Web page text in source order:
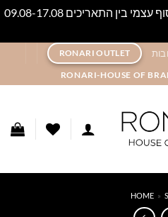
לקוחות יקרים! אין משלוחים/איסוף עצמי בין התאריכים 09.08-17.08
RONARI OUTLET
RONARI-HOUSE OF
HOME »